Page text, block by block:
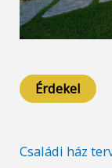
Érdekel
Családi ház